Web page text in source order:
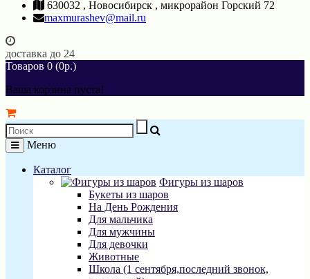
630032 , Новосибирск , микрорайон Горский 72
maxmurashev@mail.ru
доставка до 24
Товаров 0 (0р.)
Ваша корзина пуста!
Меню
Каталог
Фигуры из шаров
Букеты из шаров
На День Рождения
Для мальчика
Для мужчины
Для девочки
Животные
Школа (1 сентября,последний звонок,